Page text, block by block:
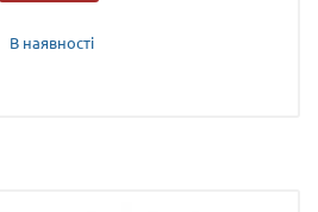
В наявності